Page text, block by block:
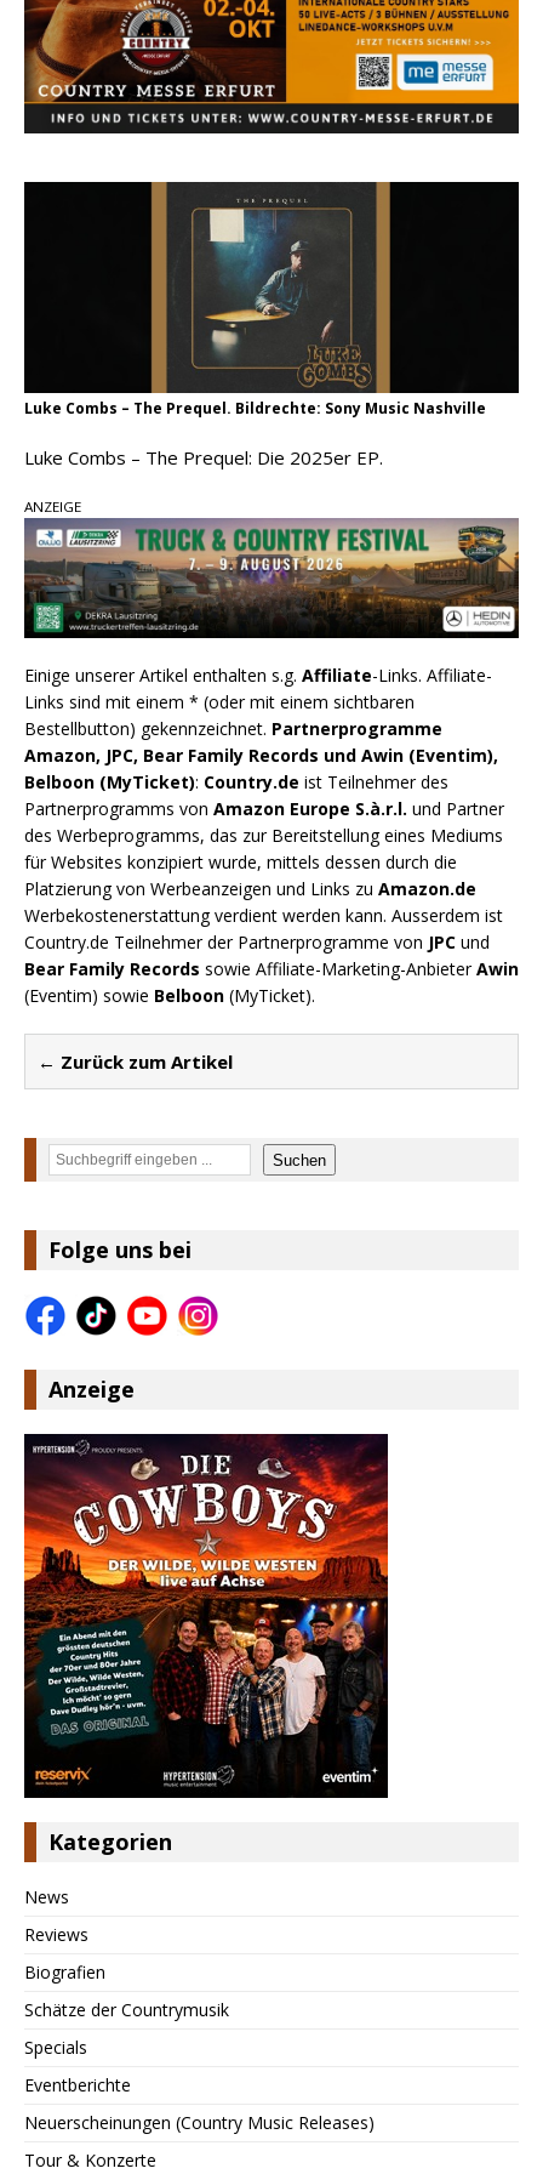
Kacey Musgraves entführt Fans mit neuem
Video zu „Mexico Honey“
Carter Faith mit brandneuem Musikvideo zu
„Pearl Handled Pistol“
„Choosin‘ Texas“ gehört zu den größten Hits
aller Zeiten
Luke Combs – The Prequel. Bildrechte: Sony Music Nashville
Luke Combs – The Prequel: Die 2025er EP.
ANZEIGE
Einige unserer Artikel enthalten s.g. Affiliate-Links. Affiliate-
Links sind mit einem * (oder mit einem sichtbaren
Bestellbutton) gekennzeichnet. Partnerprogramme
Amazon, JPC, Bear Family Records und Awin (Eventim),
Belboon (MyTicket): Country.de ist Teilnehmer des
Partnerprogramms von Amazon Europe S.à.r.l. und Partner
des Werbeprogramms, das zur Bereitstellung eines Mediums
für Websites konzipiert wurde, mittels dessen durch die
Platzierung von Werbeanzeigen und Links zu Amazon.de
Werbekostenerstattung verdient werden kann. Ausserdem ist
Country.de Teilnehmer der Partnerprogramme von JPC und
Bear Family Records sowie Affiliate-Marketing-AnbieterAwin
(Eventim) sowie Belboon (MyTicket).
← Zurück zum Artikel
Suchen Suchen
Folge uns bei
Anzeige
Kategorien
News
Reviews
Biografien
Schätze der Countrymusik
Specials
Eventberichte
Neuerscheinungen (Country Music Releases)
Tour & Konzerte